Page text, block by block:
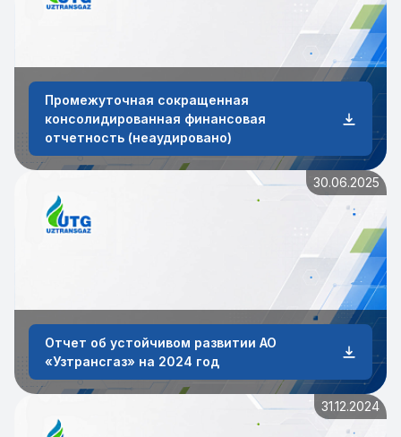
Промежуточная сокращенная
консолидированная финансовая
отчетность (неаудировано)
30.06.2025
Отчет об устойчивом развитии АО
«Узтрансгаз» на 2024 год
31.12.2024